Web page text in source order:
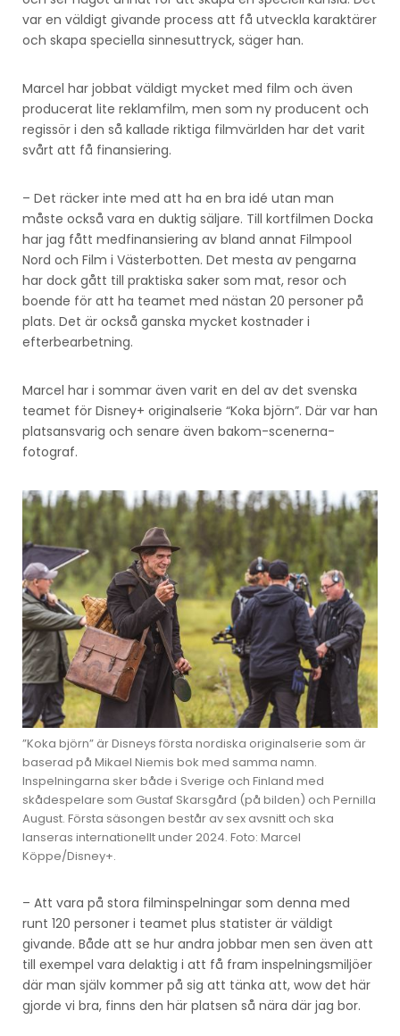
var en väldigt givande process att få utveckla karaktärer
och skapa speciella sinnesuttryck, säger han.
Marcel har jobbat väldigt mycket med film och även
producerat lite reklamfilm, men som ny producent och
regissör i den så kallade riktiga filmvärlden har det varit
svårt att få finansiering.
– Det räcker inte med att ha en bra idé utan man
måste också vara en duktig säljare. Till kortfilmen Docka
har jag fått medfinansiering av bland annat Filmpool
Nord och Film i Västerbotten. Det mesta av pengarna
har dock gått till praktiska saker som mat, resor och
boende för att ha teamet med nästan 20 personer på
plats. Det är också ganska mycket kostnader i
efterbearbetning.
Marcel har i sommar även varit en del av det svenska
teamet för Disney+ originalserie “Koka björn”. Där var han
platsansvarig och senare även bakom-scenerna-
fotograf.
”Koka björn” är Disneys första nordiska originalserie som är
baserad på Mikael Niemis bok med samma namn.
Inspelningarna sker både i Sverige och Finland med
skådespelare som Gustaf Skarsgård (på bilden) och Pernilla
August. Första säsongen består av sex avsnitt och ska
lanseras internationellt under 2024. Foto: Marcel
Köppe/Disney+.
– Att vara på stora filminspelningar som denna med
runt 120 personer i teamet plus statister är väldigt
givande. Både att se hur andra jobbar men sen även att
till exempel vara delaktig i att få fram inspelningsmiljöer
där man själv kommer på sig att tänka att, wow det här
gjorde vi bra, finns den här platsen så nära där jag bor.